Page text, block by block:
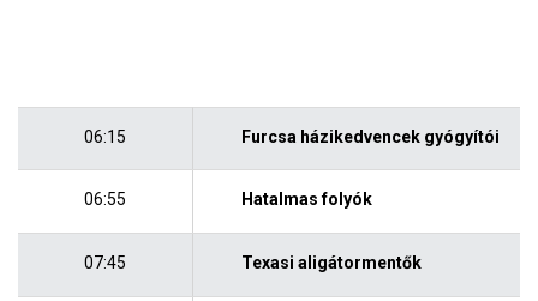
06:15 Furcsa házikedvencek gyógyítói
06:55 Hatalmas folyók
07:45 Texasi aligátormentők